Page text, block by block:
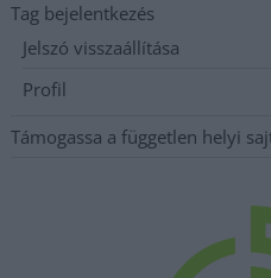
Tag bejelentkezés
Jelszó visszaállítása
Profil
Támogassa a független helyi